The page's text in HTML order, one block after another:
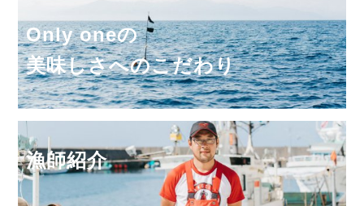
Only oneの
美味しさへのこだわり
漁師紹介